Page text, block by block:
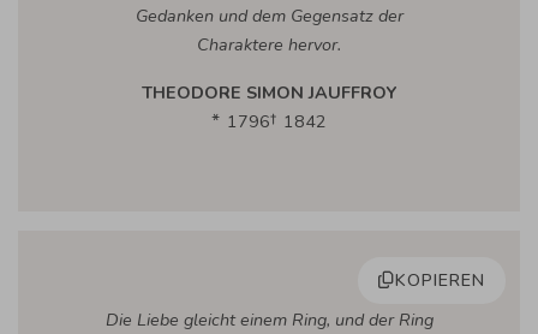
Gedanken und dem Gegensatz der
Charaktere hervor.
THEODORE SIMON JAUFFROY
1796
1842
KOPIEREN
Die Liebe gleicht einem Ring, und der Ring